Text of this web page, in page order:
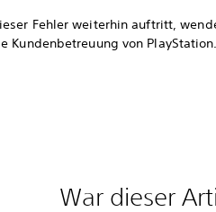
Fehler weiterhin auftritt,
Kundenbetreuung von PlayStation.
War dieser